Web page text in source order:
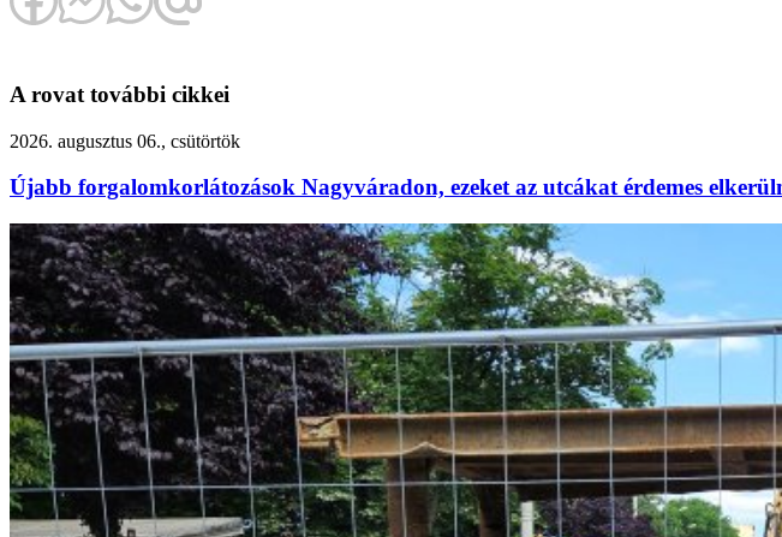
A rovat további cikkei
2026. augusztus 06., csütörtök
Újabb forgalomkorlátozások Nagyváradon, ezeket az utcákat érdemes